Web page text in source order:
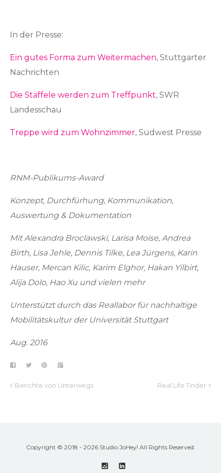
In der Presse:
Ein gutes Forma zum Weitermachen, Stuttgarter
Nachrichten
Die Stäffele werden zum Treffpunkt, SWR
Landesschau
Treppe wird zum Wohnzimmer, Südwest Presse
RNM-Publikums-Award
Konzept, Durchfürhung, Kommunikation,
Auswertung & Dokumentation
Mit Alexandra Broclawski, Larisa Moise, Andrea
Birth, Lisa Jehle, Dennis Tilke, Lea Jürgens, Karin
Hauser, Mercan Kilic, Karim Elghor, Hakan Yilbirt,
Alija Dolo, Hao Xu und vielen mehr
Unterstützt durch das Reallabor für nachhaltige
Mobilitätskultur der Universität Stuttgart
Aug. 2016
Berichte von Unterwegs Real Life Tinder
Copyright © 2018 - 2026 Studio JoHey! All Rights Reserved.